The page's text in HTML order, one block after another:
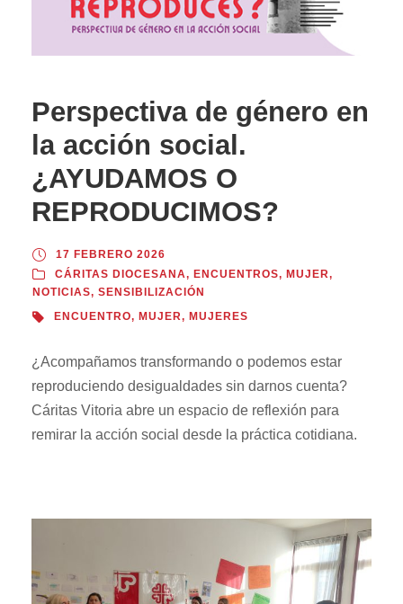
Perspectiva de género en
la acción social.
¿AYUDAMOS O
REPRODUCIMOS?
17 FEBRERO 2026
CÁRITAS DIOCESANA, ENCUENTROS, MUJER,
NOTICIAS, SENSIBILIZACIÓN
ENCUENTRO, MUJER, MUJERES
¿Acompañamos transformando o podemos estar
reproduciendo desigualdades sin darnos cuenta?
Cáritas Vitoria abre un espacio de reflexión para
remirar la acción social desde la práctica cotidiana.